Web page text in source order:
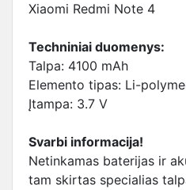
Xiaomi Redmi Note 4
Techniniai duomenys:
Talpa: 4100 mAh
Elemento tipas: Li-
Įtampa: 3.7 V
Svarbi informacija!
Netinkamas baterijas ir
tam skirtas specialias